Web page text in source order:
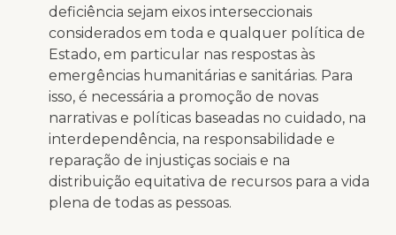
deficiência sejam eixos interseccionais
considerados em toda e qualquer política de
Estado, em particular nas respostas às
emergências humanitárias e sanitárias. Para
isso, é necessária a promoção de novas
narrativas e políticas baseadas no cuidado, na
interdependência, na responsabilidade e
reparação de injustiças sociais e na
distribuição equitativa de recursos para a vida
plena de todas as pessoas.